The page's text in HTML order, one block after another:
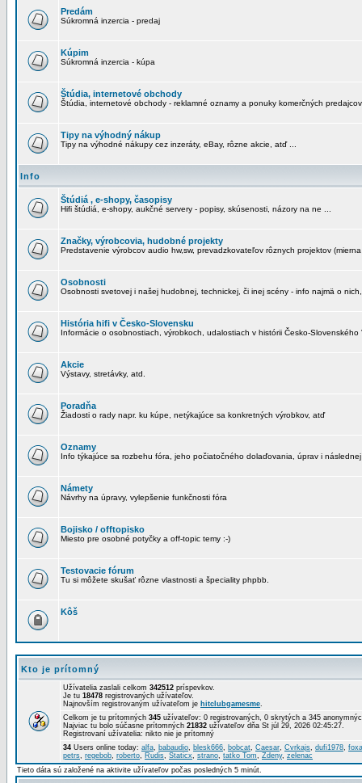
Predám
Súkromná inzercia - predaj
Kúpim
Súkromná inzercia - kúpa
Štúdia, internetové obchody
Štúdia, internetové obchody - reklamné oznamy a ponuky komerčných predajcov
Tipy na výhodný nákup
Tipy na výhodné nákupy cez inzeráty, eBay, rôzne akcie, atď ...
Info
Štúdiá , e-shopy, časopisy
Hifi štúdiá, e-shopy, aukčné servery - popisy, skúsenosti, názory na ne ...
Značky, výrobcovia, hudobné projekty
Predstavenie výrobcov audio hw,sw, prevadzkovateľov rôznych projektov
Osobnosti
Osobnosti svetovej i našej hudobnej, technickej, či inej scény - info najmä o
História hifi v Česko-Slovensku
Informácie o osobnostiach, výrobkoch, udalostiach v histórii Česko-Slovenského
Akcie
Výstavy, stretávky, atd.
Poradňa
Žiadosti o rady napr. ku kúpe, netýkajúce sa konkretných výrobkov, atď
Oznamy
Info týkajúce sa rozbehu fóra, jeho počiatočného dolaďovania, úprav i
Námety
Návrhy na úpravy, vylepšenie funkčnosti fóra
Bojisko / offtopisko
Miesto pre osobné potyčky a off-topic temy :-)
Testovacie fórum
Tu si môžete skušať rôzne vlastnosti a špeciality phpbb.
Kôš
Kto je prítomný
Užívatelia zaslali celkom 342512 príspevkov.
Je tu 18478 registrovaných užívateľov.
Najnovším registrovaným užívateľom je hitclubgamesme.
Celkom je tu prítomných 345 užívateľov: 0 registrovaných, 0 skrytých a 345
Najviac tu bolo súčasne prítomných 21832 užívateľov dňa St júl 29, 2026 02:45:27.
Registrovaní užívatelia: nikto nie je prítomný
34 Users online today: alfa, babaudio, blesk666, bobcat, Caesar, Cvrkajs, dufi1978,
petrs, regebob, roberto, Rudis, Staticx, strano, tatko Tom, Zdeny, zelenac
Tieto dáta sú založené na aktivite užívateľov počas posledných 5 minút.